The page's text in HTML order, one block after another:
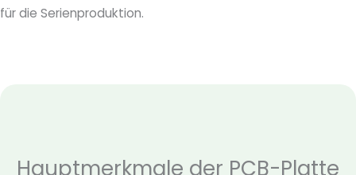
für die Serienproduktion.
Hauptmerkmale der PCB-Platte